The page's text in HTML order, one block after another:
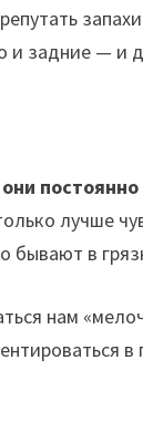
и задние — и
они
лучше
бывают в
нам